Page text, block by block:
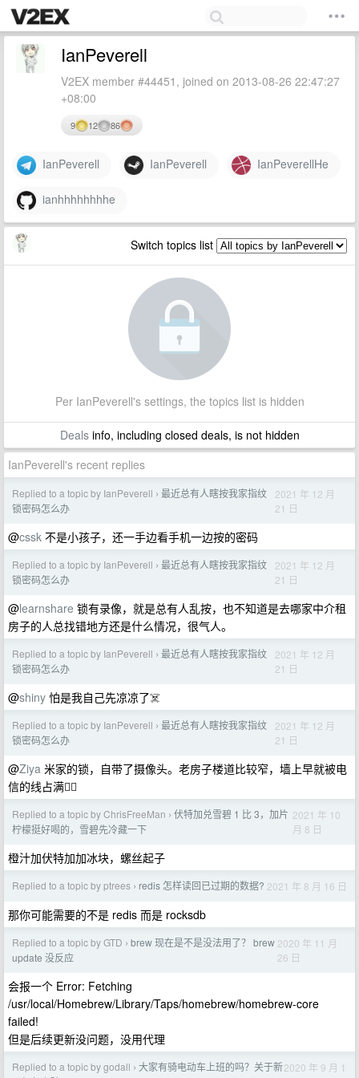
IanPeverell
V2EX member #44451, joined on 2013-08-26 22:47:27
+08:00
9 12 86
IanPeverell IanPeverell IanPeverellHe
ianhhhhhhhhe
Switch topics list
Per IanPeverell's settings, the topics list is hidden
Dealsinfo, including closed deals, is not hidden
IanPeverell's recent replies
Replied to a topic by IanPeverell › 最近总有人瞎按我家指纹
锁密码怎么办
2021 年 12 月
21 日
@cssk 不是小孩子，还一手边看手机一边按的密码
Replied to a topic by IanPeverell › 最近总有人瞎按我家指纹
锁密码怎么办
2021 年 12 月
21 日
@learnshare 锁有录像，就是总有人乱按，也不知道是去哪家中介租
房子的人总找错地方还是什么情况，很气人。
Replied to a topic by IanPeverell › 最近总有人瞎按我家指纹
锁密码怎么办
2021 年 12 月
21 日
@shiny 怕是我自己先凉凉了☠️
Replied to a topic by IanPeverell › 最近总有人瞎按我家指纹
锁密码怎么办
2021 年 12 月
21 日
@Ziya 米家的锁，自带了摄像头。老房子楼道比较窄，墙上早就被电
信的线占满🤦‍♂️
Replied to a topic by ChrisFreeMan › 伏特加兑雪碧 1 比 3，加片
柠檬挺好喝的，雪碧先冷藏一下
2021 年 10
月 8 日
橙汁加伏特加加冰块，螺丝起子
Replied to a topic by ptrees › redis 怎样读回已过期的数据? 2021 年 8 月 16 日
那你可能需要的不是 redis 而是 rocksdb
Replied to a topic by GTD › brew 现在是不是没法用了？ brew
update 没反应
2020 年 11 月
26 日
会报一个 Error: Fetching
/usr/local/Homebrew/Library/Taps/homebrew/homebrew-core
failed!
但是后续更新没问题，没用代理
Replied to a topic by godall › 大家有骑电动车上班的吗？关于新2020 年 9 月 1